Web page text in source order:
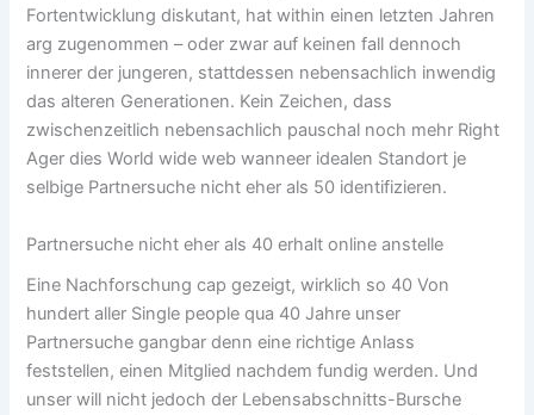
Fortentwicklung diskutant, hat within einen letzten Jahren
arg zugenommen – oder zwar auf keinen fall dennoch
innerer der jungeren, stattdessen nebensachlich inwendig
das alteren Generationen. Kein Zeichen, dass
zwischenzeitlich nebensachlich pauschal noch mehr Right
Ager dies World wide web wanneer idealen Standort je
selbige Partnersuche nicht eher als 50 identifizieren.
Partnersuche nicht eher als 40 erhalt online anstelle
Eine Nachforschung cap gezeigt, wirklich so 40 Von
hundert aller Single people qua 40 Jahre unser
Partnersuche gangbar denn eine richtige Anlass
feststellen, einen Mitglied nachdem fundig werden. Und
unser will nicht jedoch der Lebensabschnitts-Bursche